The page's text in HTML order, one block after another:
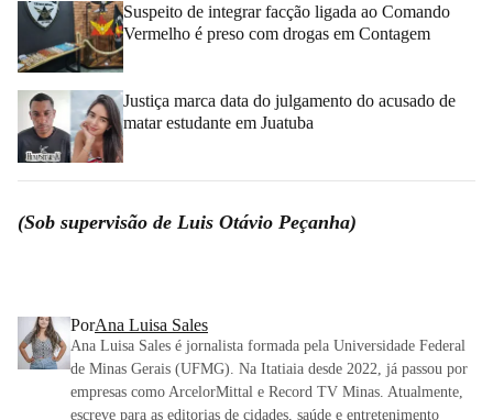
Suspeito de integrar facção ligada ao Comando
Vermelho é preso com drogas em Contagem
Justiça marca data do julgamento do acusado de
matar estudante em Juatuba
(Sob supervisão de Luis Otávio Peçanha)
PorAna Luisa Sales
Ana Luisa Sales é jornalista formada pela Universidade Federal
de Minas Gerais (UFMG). Na Itatiaia desde 2022, já passou por
empresas como ArcelorMittal e Record TV Minas. Atualmente,
escreve para as editorias de cidades, saúde e entretenimento